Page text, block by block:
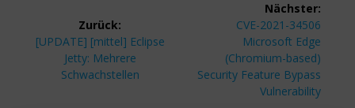
Zurück:
Vorheriger
Beitrag:
[UPDATE] [mittel] Eclipse
Jetty: Mehrere
Schwachstellen
Nächster:
Nächster
Beitrag:
CVE-2021-34506
Microsoft Edge
(Chromium-based)
Security Feature Bypass
Vulnerability